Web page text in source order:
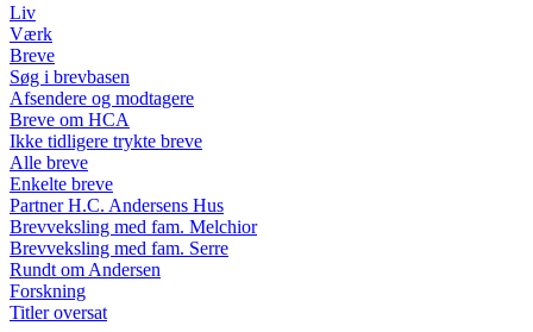
Liv
Værk
Breve
Søg i brevbasen
Afsendere og modtagere
Breve om HCA
Ikke tidligere trykte breve
Alle breve
Enkelte breve
Partner H.C. Andersens Hus
Brevveksling med fam. Melchior
Brevveksling med fam. Serre
Rundt om Andersen
Forskning
Titler oversat